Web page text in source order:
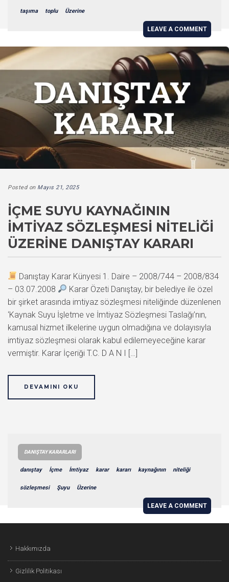
taşıma toplu Üzerine
LEAVE A COMMENT
Posted on Mayıs 21, 2025
İÇME SUYU KAYNAĞININ
İMTIYAZ SÖZLEŞMESI NITELIĞI
ÜZERINE DANIŞTAY KARARI
Danıştay Karar Künyesi 1. Daire – 2008/744 – 2008/834
– 03.07.2008
Karar Özeti Danıştay, bir belediye ile özel
bir şirket arasında imtiyaz sözleşmesi niteliğinde düzenlenen
‘Kaynak Suyu İşletme ve İmtiyaz Sözleşmesi Taslağı’nın,
kamusal hizmet ilkelerine uygun olmadığına ve dolayısıyla
imtiyaz sözleşmesi olarak kabul edilemeyeceğine karar
vermiştir. Karar İçeriği T.C. D A N I […]
DEVAMINI OKU
DANIŞTAY KARARLARI
danıştay İçme İmtiyaz karar kararı kaynağının niteliği
sözleşmesi Şuyu Üzerine
LEAVE A COMMENT
Hakkımızda
Gizlilik Politikası